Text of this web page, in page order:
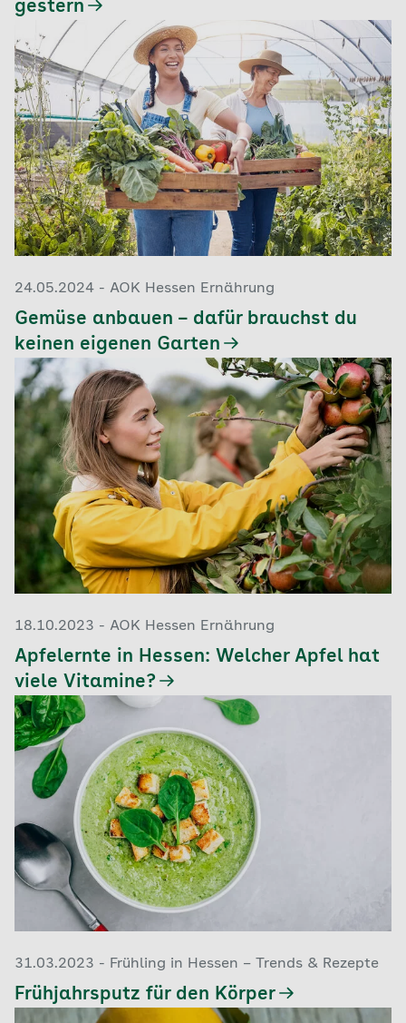
gestern
24.05.2024 - AOK Hessen Ernährung
Gemüse anbauen – dafür brauchst du
keinen eigenen Garten
18.10.2023 - AOK Hessen Ernährung
Apfelernte in Hessen: Welcher Apfel hat
viele Vitamine?
31.03.2023 - Frühling in Hessen – Trends & Rezepte
Frühjahrsputz für den Körper